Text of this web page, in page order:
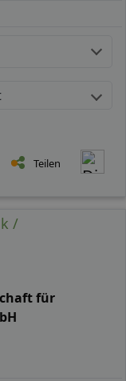
Teilen
/
für